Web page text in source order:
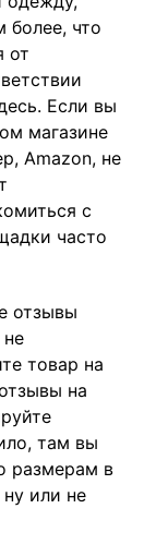
более, что
от
Если вы
магазине
Amazon, не
с
часто
отзывы
не
товар на
на
там вы
размерам в
ну или не